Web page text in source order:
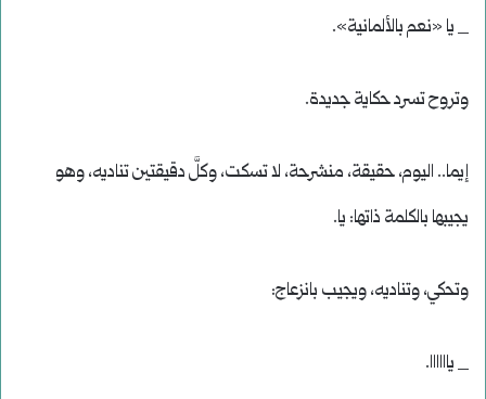
_ يا «نعم بالألمانية».
وتروح تسرد حكاية جديدة.
إيما.. اليوم، حقيقة، منشرحة، لا تسكت، وكلَّ دقيقتين تناديه، وهو
يجيبها بالكلمة ذاتها: يا.
وتحكي، وتناديه، ويجيب بانزعاج:
_ ياااااا.